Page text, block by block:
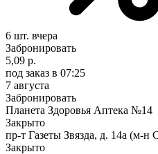
6 шт. вчера
Забронировать
5,09 р.
под заказ в 07:25
7 августа
Забронировать
Планета Здоровья Аптека №14
Закрыто
пр-т Газеты Звязда, д. 14а (м-н
Закрыто